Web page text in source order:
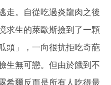
走。自從吃過炎龍肉之後
求生的萊歐斯撿到了一顆
頭」，一向很抗拒吃奇葩
生無可戀。但由於餓到不
希爾反而是所有人吃得最